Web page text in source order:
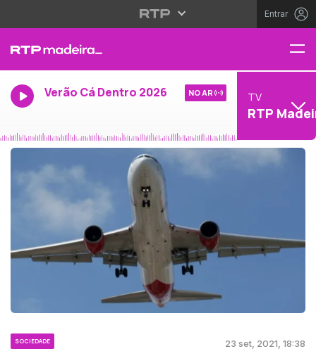
Entrar
Verão Cá Dentro 2026 NO AR TV
RTP
SOCIEDADE 23 set, 2021, 18:38